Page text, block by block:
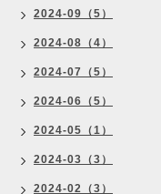
2024-09（5）
2024-08（4）
2024-07（5）
2024-06（5）
2024-05（1）
2024-03（3）
2024-02（3）